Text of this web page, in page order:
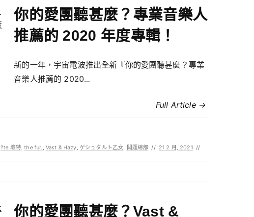
你的愛團聽甚麼？專業音樂人
推薦的 2020 年度專輯！
新的一年，宇宙電波推出全新『你的愛團聽甚麼？專業
音樂人推薦的 2020...
Full Article →
?te 壞特,the fur. , Vast & Hazy, ゲシュタルト乙女, 問題總部 // 21 2 月, 2021 //
你的愛團聽甚麼？Vast &